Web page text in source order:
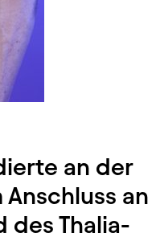
an der
an
des Thalia-